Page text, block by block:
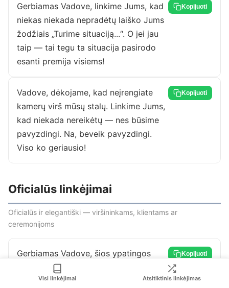
Gerbiamas Vadove, linkime Jums, kad
niekas niekada nepradėtų laiško Jums
žodžiais „Turime situaciją...“. O jei jau
taip — tai tegu ta situacija pasirodo
esanti premija visiems!
Kopijuoti
Vadove, dėkojame, kad neįrengiate
kamerų virš mūsų stalų. Linkime Jums,
kad niekada nereikėtų — nes būsime
pavyzdingi. Na, beveik pavyzdingi.
Viso ko geriausio!
Kopijuoti
Oficialūs linkėjimai
Oficialūs ir elegantiški — viršininkams, klientams ar
ceremonijoms
Gerbiamas Vadove, šios ypatingos
dienos proga noriu palinkėti sveikatos,
sėkmės bei tolesnių profesinių
Kopijuoti
Visi linkėjimai Atsitiktinis linkėjimas